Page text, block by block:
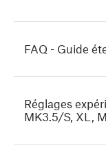
FAQ - Guide
Réglages
MK3.5/S, XL,